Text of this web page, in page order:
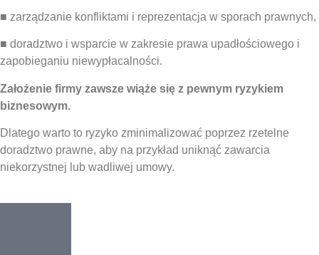
■ zarządzanie konfliktami i reprezentacja w sporach prawnych,
■ doradztwo i wsparcie w zakresie prawa upadłościowego i
zapobieganiu niewypłacalności.
Założenie firmy zawsze wiąże się z pewnym ryzykiem
biznesowym.
Dlatego warto to ryzyko zminimalizować poprzez rzetelne
doradztwo prawne, aby na przykład uniknąć zawarcia
niekorzystnej lub wadliwej umowy.